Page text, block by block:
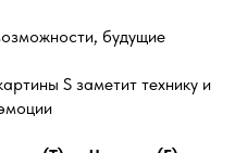
будущие
S заметит технику и